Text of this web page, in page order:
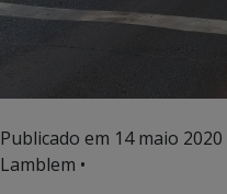
Publicado em 14 maio 2020
Lamblem •